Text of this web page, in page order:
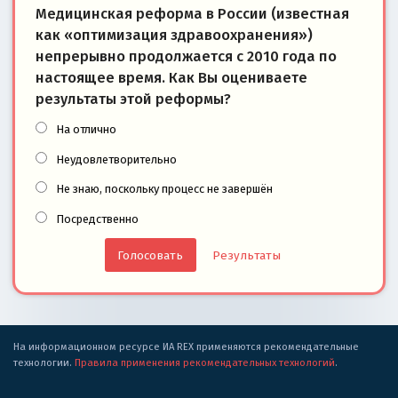
Медицинская реформа в России (известная
как «оптимизация здравоохранения»)
непрерывно продолжается с 2010 года по
настоящее время. Как Вы оцениваете
результаты этой реформы?
На отлично
Неудовлетворительно
Не знаю, поскольку процесс не завершён
Посредственно
Результаты
На информационном ресурсе ИА REX применяются рекомендательные
технологии. Правила применения рекомендательных технологий.